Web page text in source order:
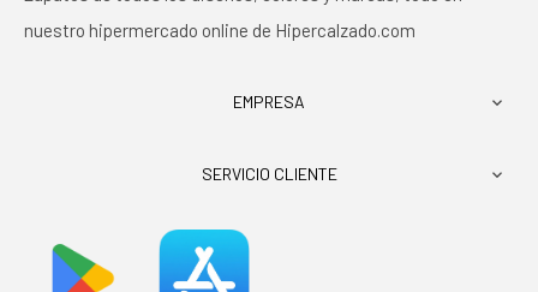
nuestro hipermercado online de Hipercalzado.com
EMPRESA 
SERVICIO CLIENTE 